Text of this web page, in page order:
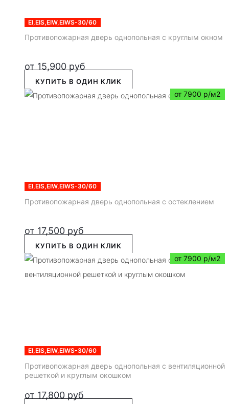
EI,EIS,EIW,EIWS-30/60
Противопожарная дверь однопольная с круглым окном
от 15,900 руб
КУПИТЬ В ОДИН КЛИК
от 7900 р/м2
EI,EIS,EIW,EIWS-30/60
Противопожарная дверь однопольная с остеклением
от 17,500 руб
КУПИТЬ В ОДИН КЛИК
от 7900 р/м2
EI,EIS,EIW,EIWS-30/60
Противопожарная дверь однопольная с вентиляционной
решеткой и круглым окошком
от 17,800 руб